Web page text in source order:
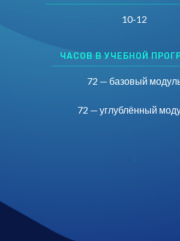
10-12
ЧАСОВ В УЧЕБНОЙ
72 — базовый
72 — углублённый